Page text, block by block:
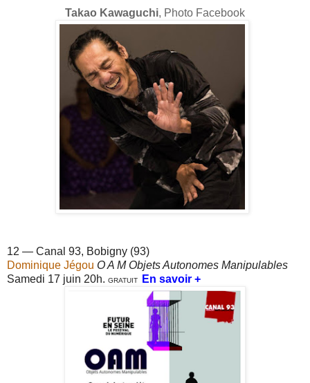
Takao Kawaguchi, Photo Facebook
12 — Canal 93, Bobigny (93)
Dominique Jégou O A M Objets Autonomes Manipulables
Samedi 17 juin 20h. GRATUIT En savoir +